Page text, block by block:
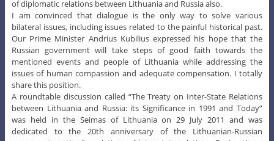
of diplomatic relations between Lithuania and Russia also.
I am convinced that dialogue is the only way to solve various
bilateral issues, including issues related to the painful historical past.
Our Prime Minister Andrius Kubilius expressed his hope that the
Russian government will take steps of good faith towards the
mentioned events and people of Lithuania while addressing the
issues of human compassion and adequate compensation. I totally
share this position.
A roundtable discussion called “The Treaty on Inter-State Relations
between Lithuania and Russia: its Significance in 1991 and Today”
was held in the Seimas of Lithuania on 29 July 2011 and was
dedicated to the 20th anniversary of the Lithuanian-Russian